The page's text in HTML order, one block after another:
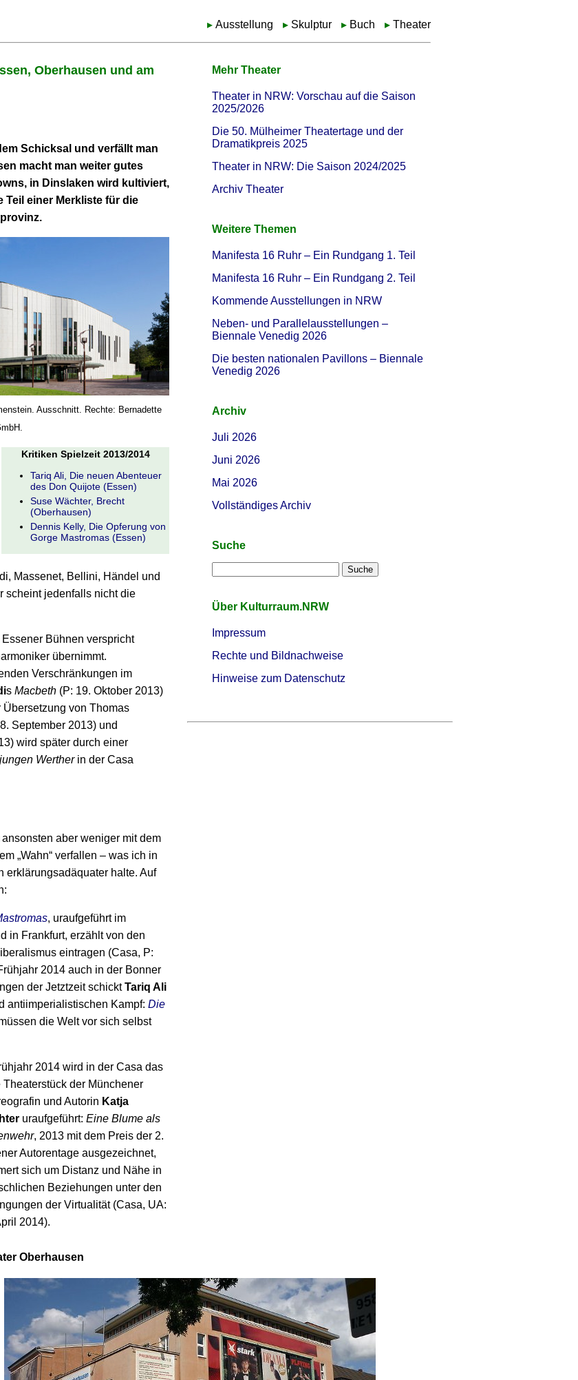
Ausstellung Skulptur Buch Theater
Oberhausen und am
Schicksal und verfällt man
macht man weiter gutes
in Dinslaken wird kultiviert,
Teil einer Merkliste für die
Ausschnitt. Rechte: Bernadette
Kritiken Spielzeit 2013/2014
Tariq Ali, Die neuen Abenteuer
des Don Quijote (Essen)
Suse Wächter, Brecht
(Oberhausen)
Dennis Kelly, Die Opferung von
Gorge Mastromas (Essen)
Massenet, Bellini, Händel und
scheint jedenfalls nicht die
Essener Bühnen verspricht
übernimmt.
Verschränkungen im
s Macbeth (P: 19. Oktober 2013)
von Thomas
September 2013) und
wird später durch einer
Wertherin der Casa
aber weniger mit dem
„Wahn“ verfallen – was ich in
erklärungsadäquater halte. Auf
, uraufgeführt im
in Frankfurt, erzählt von den
eintragen (Casa, P:
2014 auch in der Bonner
der Jetztzeit schicktTariq Ali
antiimperialistischen Kampf: Die
die Welt vor sich selbst
2014 wird in der Casa das
Theaterstück der Münchener
und Autorin Katja
uraufgeführt: Eine Blume als
, 2013 mit dem Preis der 2.
Autorentage ausgezeichnet,
sich um Distanz und Nähe in
Beziehungen unter den
der Virtualität (Casa, UA:
2014).
Oberhausen
Mehr Theater
Theater in NRW: Vorschau auf die Saison
2025/2026
Die 50. Mülheimer Theatertage und der
Dramatikpreis 2025
Theater in NRW: Die Saison 2024/2025
Archiv Theater
Weitere Themen
Manifesta 16 Ruhr – Ein Rundgang 1. Teil
Manifesta 16 Ruhr – Ein Rundgang 2. Teil
Kommende Ausstellungen in NRW
Neben- und Parallelausstellungen –
Biennale Venedig 2026
Die besten nationalen Pavillons – Biennale
Venedig 2026
Archiv
Juli 2026
Juni 2026
Mai 2026
Vollständiges Archiv
Suche
Über Kulturraum.NRW
Impressum
Rechte und Bildnachweise
Hinweise zum Datenschutz